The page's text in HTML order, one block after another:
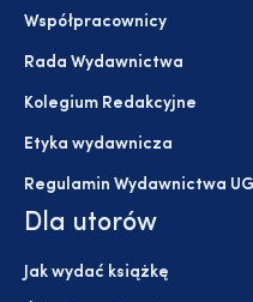
Współpracownicy
Rada Wydawnictwa
Kolegium Redakcyjne
Etyka wydawnicza
Regulamin Wydawnictwa UG
Dla utorów
Jak wydać książkę